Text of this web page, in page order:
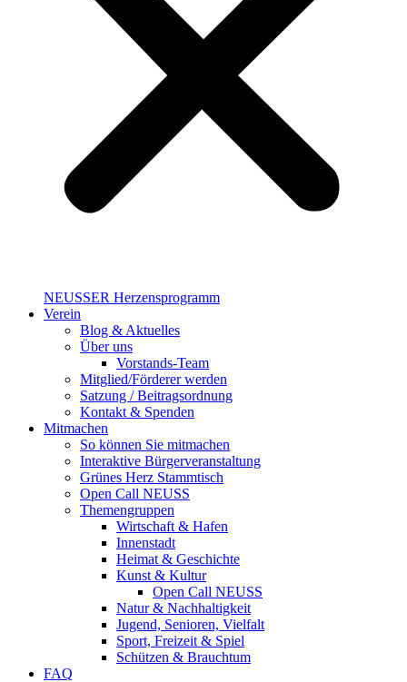
NEUSSER Herzensprogramm​
Verein
Blog & Aktuelles
Über uns
Vorstands-Team
Mitglied/Förderer werden
Satzung / Beitragsordnung
Kontakt & Spenden
Mitmachen
So können Sie mitmachen
Interaktive Bürgerveranstaltung
Grünes Herz Stammtisch
Open Call NEUSS
Themengruppen
Wirtschaft & Hafen
Innenstadt
Heimat & Geschichte
Kunst & Kultur
Open Call NEUSS
Natur & Nachhaltigkeit
Jugend, Senioren, Vielfalt
Sport, Freizeit & Spiel
Schützen & Brauchtum
FAQ